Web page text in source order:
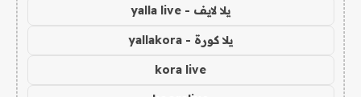
يلا لايف - yalla live
يلا كورة - yallakora
kora live